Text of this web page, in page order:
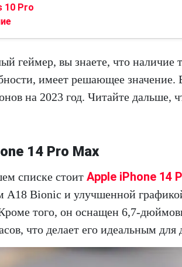
10 Pro
геймер, вы знаете, что наличие
имеет решающее
на 2023 год. Читайте дальше,
14 Pro Max
списке стоит Apple iPhone 14
Bionic и улучшенной
того, он оснащен 6,7-
что делает его идеальным